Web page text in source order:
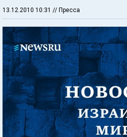
13.12.2010 10:31 // Пресса